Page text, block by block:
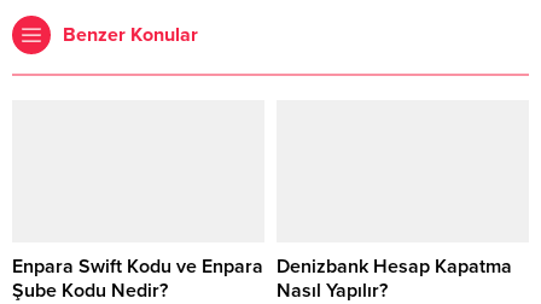
Benzer Konular
Enpara Swift Kodu ve Enpara
Şube Kodu Nedir?
Denizbank Hesap Kapatma
Nasıl Yapılır?